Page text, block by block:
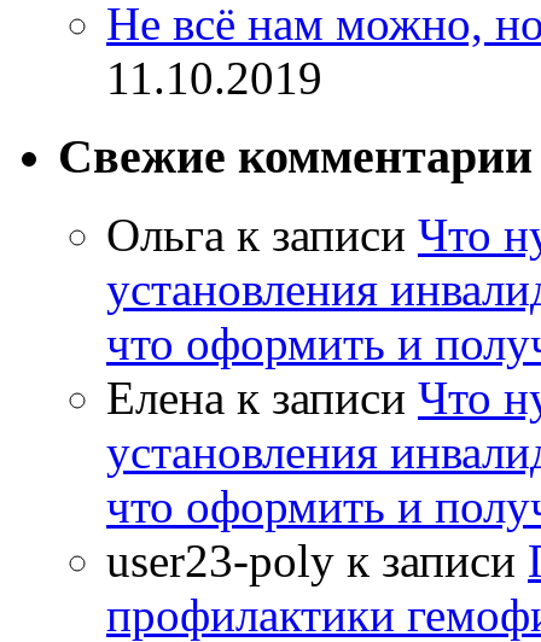
Не всё нам можно,
11.10.2019
Свежие комментарии
Ольга к записи Что
установления
что оформить и
Елена к записи Что
установления
что оформить и
user23-poly к записи
профилактики